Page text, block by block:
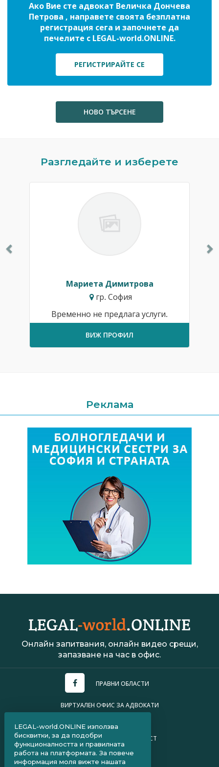
Ако Вие сте адвокат Величка Дончева
Петрова , направете своята безплатна
регистрация сега и започнете да
печелите с LEGAL-world.ONLINE.
РЕГИСТРИРАЙТЕ СЕ
НОВО ТЪРСЕНЕ
Разгледайте и изберете
Мариета Димитрова
гр. София
Временно не предлага услуги.
ВИЖ ПРОФИЛ
Реклама
Онлайн запитвания, онлайн видео срещи,
запазване на час в офис.
ПРАВНИ ОБЛАСТИ
ВИРТУАЛЕН ОФИС ЗА АДВОКАТИ
ПОЛИТИКА ЗА ПОВЕРИТЕЛНОСТ
ЧЗВ ЗА КЛИЕНТИ
LEGAL-world.ONLINE използва
бисквитки, за да подобри
функционалността и правилната
работа на платформата. За повече
информация моля вижте нашата